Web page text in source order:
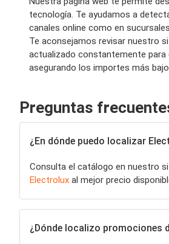
tecnología. Te ayudamos a
canales online como en
Te aconsejamos revisar nuestro
actualizado constantemente para
asegurando los importes más
Preguntas
¿En dónde puedo localizar
Consulta el catálogo en nuestro
Electrolux al mejor precio
¿Dónde localizo promociones